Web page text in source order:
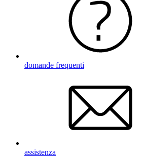
domande frequenti
assistenza